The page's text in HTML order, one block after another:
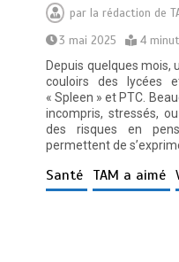
parla rédaction de
3 mai 2025
4
Depuis quelques mois,
couloirs des lycées
« Spleen » et PTC.
incompris, stressés,
des risques en
permettent de
Santé TAM a aimé